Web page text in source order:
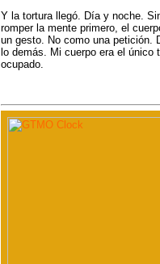
Y la tortura llegó. Día y noche.
romper la mente primero, el
un gesto. No como una petición.
lo demás. Mi cuerpo era el
ocupado.